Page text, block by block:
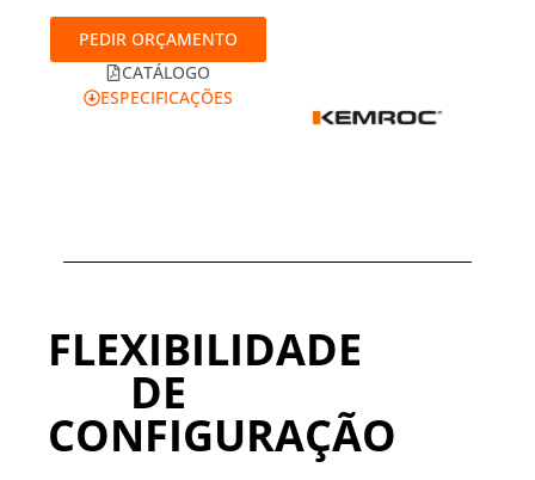
PEDIR ORÇAMENTO
CATÁLOGO
ESPECIFICAÇÕES
FLEXIBILIDADE
DE
CONFIGURAÇÃO